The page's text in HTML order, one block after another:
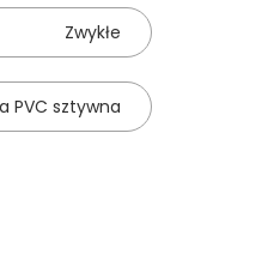
Zwykłe
PVC sztywna